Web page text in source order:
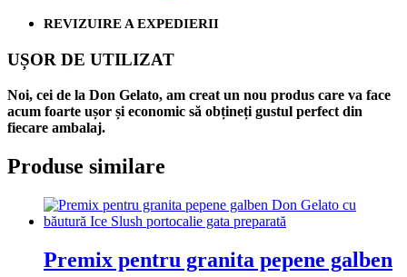
REVIZUIRE A EXPEDIERII
UȘOR DE UTILIZAT
Noi, cei de la Don Gelato, am creat un nou produs care va face
acum foarte ușor și economic să obțineți gustul perfect din
fiecare ambalaj.
Produse similare
Premix pentru granita pepene galben